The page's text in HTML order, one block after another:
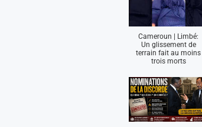
Cameroun | Limbé:
Un glissement de
terrain fait au moins
trois morts